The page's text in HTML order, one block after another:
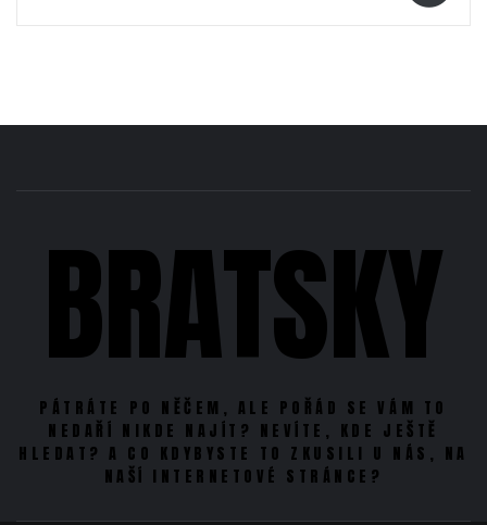
BRATSKY
PÁTRÁTE PO NĚČEM, ALE POŘÁD SE VÁM TO
NEDAŘÍ NIKDE NAJÍT? NEVÍTE, KDE JEŠTĚ
HLEDAT? A CO KDYBYSTE TO ZKUSILI U NÁS, NA
NAŠÍ INTERNETOVÉ STRÁNCE?